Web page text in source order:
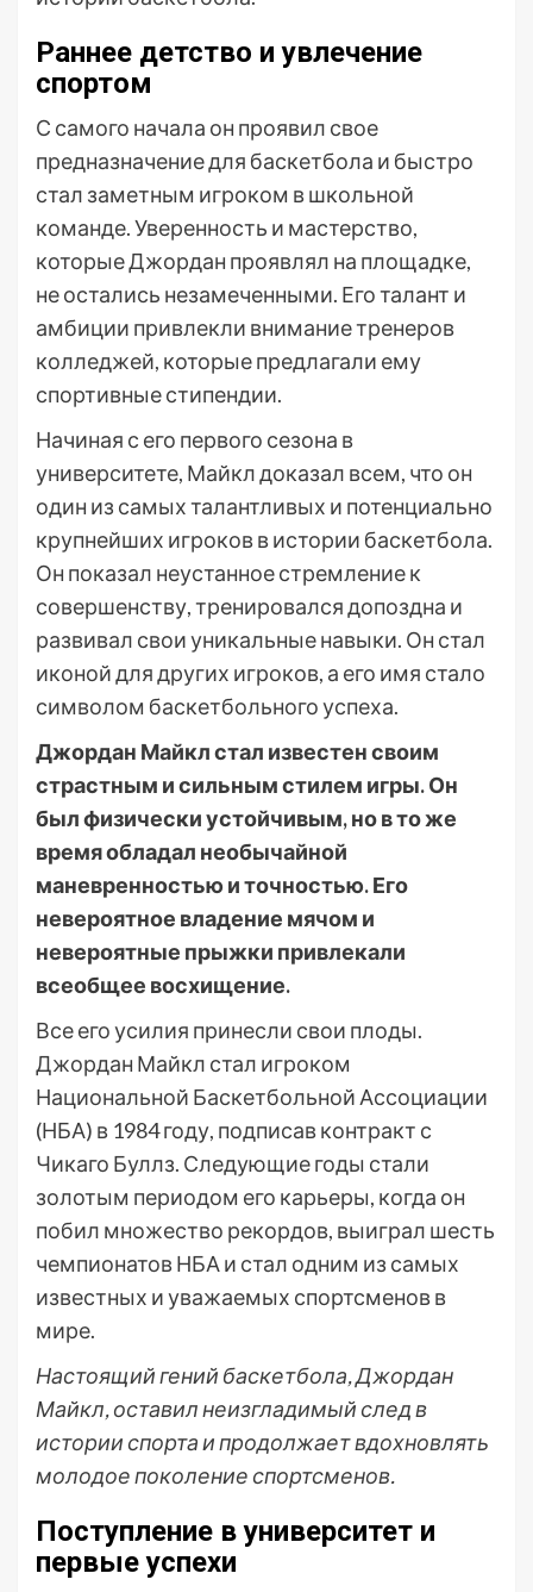
Раннее детство и увлечение
спортом
С самого начала он проявил свое
предназначение для баскетбола и быстро
стал заметным игроком в школьной
команде. Уверенность и мастерство,
которые Джордан проявлял на площадке,
не остались незамеченными. Его талант и
амбиции привлекли внимание тренеров
колледжей, которые предлагали ему
спортивные стипендии.
Начиная с его первого сезона в
университете, Майкл доказал всем, что он
один из самых талантливых и потенциально
крупнейших игроков в истории баскетбола.
Он показал неустанное стремление к
совершенству, тренировался допоздна и
развивал свои уникальные навыки. Он стал
иконой для других игроков, а его имя стало
символом баскетбольного успеха.
Джордан Майкл стал известен своим
страстным и сильным стилем игры. Он
был физически устойчивым, но в то же
время обладал необычайной
маневренностью и точностью. Его
невероятное владение мячом и
невероятные прыжки привлекали
всеобщее восхищение.
Все его усилия принесли свои плоды.
Джордан Майкл стал игроком
Национальной Баскетбольной Ассоциации
(НБА) в 1984 году, подписав контракт с
Чикаго Буллз. Следующие годы стали
золотым периодом его карьеры, когда он
побил множество рекордов, выиграл шесть
чемпионатов НБА и стал одним из самых
известных и уважаемых спортсменов в
мире.
Настоящий гений баскетбола, Джордан
Майкл, оставил неизгладимый след в
истории спорта и продолжает вдохновлять
молодое поколение спортсменов.
Поступление в университет и
первые успехи